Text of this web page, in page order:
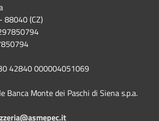
88040 (CZ)
42840 000004051069
Banca Monte dei Paschi di Siena s.p.a.